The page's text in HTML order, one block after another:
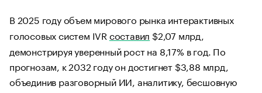
В 2025 году объем мирового рынка интерактивных
голосовых систем IVR составил $2,07 млрд,
демонстрируя уверенный рост на 8,17% в год. По
прогнозам, к 2032 году он достигнет $3,88 млрд,
объединив разговорный ИИ, аналитику, бесшовную